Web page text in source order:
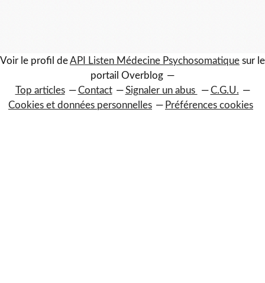
Voir le profil deAPI Listen Médecine Psychosomatique sur le
portail Overblog
Top articles
Contact Signaler un abus
C.G.U.
Cookies et données personnelles
Préférences cookies